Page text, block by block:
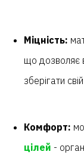
Міцність:
що дозволяє
зберігати
Комфорт:
цілей -